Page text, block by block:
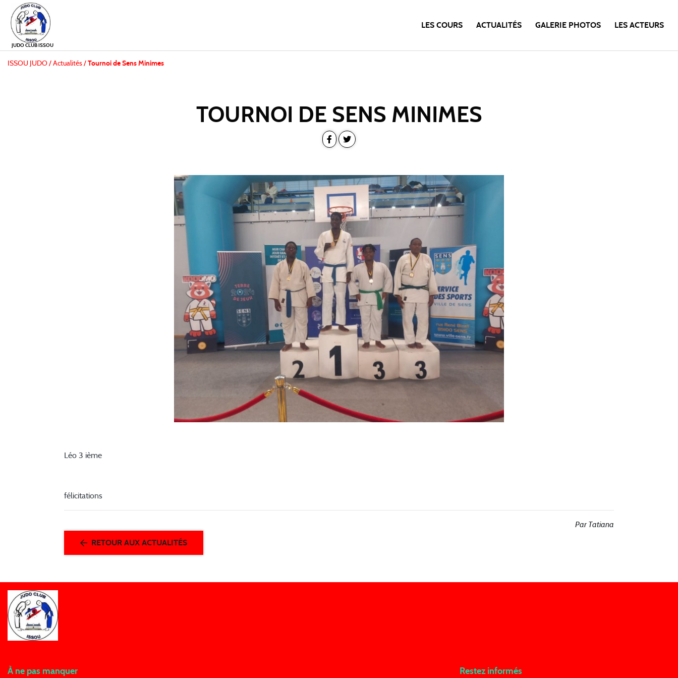
JUDO CLUB ISSOU
LES COURS ACTUALITÉS GALERIE PHOTOS LES ACTEURS
ISSOU JUDO / Actualités / Tournoi de Sens Minimes
TOURNOI DE SENS MINIMES
Léo 3 ième
félicitations
Par Tatiana
RETOUR AUX ACTUALITÉS
À ne pas manquer Restez informés